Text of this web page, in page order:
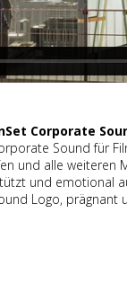
Corporate
Sound für
und alle weiteren
und emotional
Logo, prägnant